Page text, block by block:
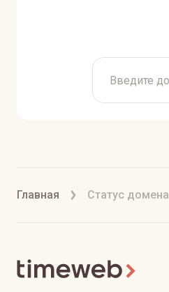
Главная Статус домена